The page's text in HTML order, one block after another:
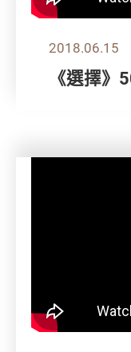
2018.06.15
《選擇》